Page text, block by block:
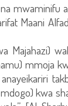
mwaminifu
Maani
Majahazi)
mmoja
kwa